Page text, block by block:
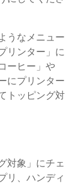
うなメニュー
リンター」に
ーヒー」や
にプリンター
トッピング対
対象」にチェ
リ、ハンディ